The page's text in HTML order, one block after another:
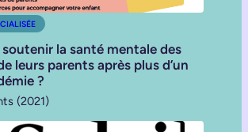
la santé mentale des
leurs parents après plus d’un
?
(2021)